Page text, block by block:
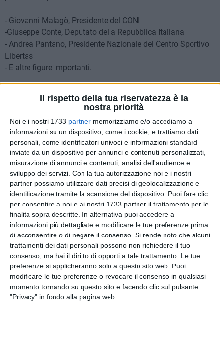
Il rispetto della tua riservatezza è la
nostra priorità
Noi e i nostri 1733 partner memorizziamo e/o accediamo a
informazioni su un dispositivo, come i cookie, e trattiamo dati
personali, come identificatori univoci e informazioni standard
inviate da un dispositivo per annunci e contenuti personalizzati,
misurazione di annunci e contenuti, analisi dell'audience e
sviluppo dei servizi. Con la tua autorizzazione noi e i nostri
partner possiamo utilizzare dati precisi di geolocalizzazione e
identificazione tramite la scansione del dispositivo. Puoi fare clic
per consentire a noi e ai nostri 1733 partner il trattamento per le
finalità sopra descritte. In alternativa puoi accedere a
informazioni più dettagliate e modificare le tue preferenze prima
di acconsentire o di negare il consenso. Si rende noto che alcuni
trattamenti dei dati personali possono non richiedere il tuo
consenso, ma hai il diritto di opporti a tale trattamento. Le tue
preferenze si applicheranno solo a questo sito web. Puoi
modificare le tue preferenze o revocare il consenso in qualsiasi
momento tornando su questo sito e facendo clic sul pulsante
"Privacy" in fondo alla pagina web.
- Giovanni Malagò, Presidente del CONI
-Giuseppe Conte, Deputato della Repubblica Italiana
- Andrea Pantano, Presidente Nazionale del Centro Sportivo
Libertas
- E altre figure importanti.
marziali e dirigente dell'ASD MASK Trani, che ha
rappresentato con orgoglio la città di Trani ricevendo un
importante riconoscimento per il suo costante impegno nella
diffusione dello sport come strumento di inclusione,
educazione e crescita sociale.